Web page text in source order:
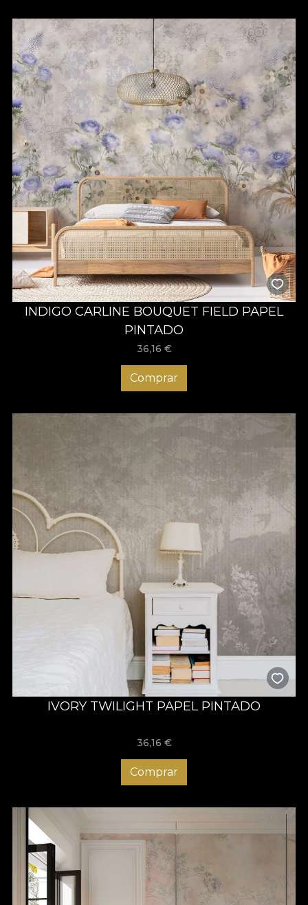
INDIGO CARLINE BOUQUET FIELD PAPEL
PINTADO
36,16 €
Comprar
IVORY TWILIGHT PAPEL PINTADO
36,16 €
Comprar